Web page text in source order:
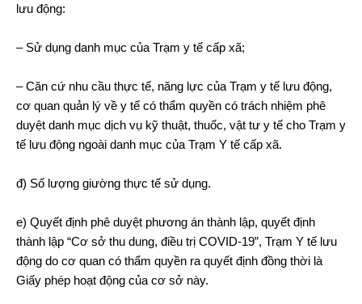
lưu động:
– Sử dụng danh mục của Trạm y tế cấp xã;
– Căn cứ nhu cầu thực tế, năng lực của Trạm y tế lưu động,
cơ quan quản lý về y tế có thẩm quyền có trách nhiệm phê
duyệt danh mục dịch vụ kỹ thuật, thuốc, vật tư y tế cho Trạm y
tế lưu động ngoài danh mục của Trạm Y tế cấp xã.
đ) Số lượng giường thực tế sử dụng.
e) Quyết định phê duyệt phương án thành lập, quyết định
thành lập “Cơ sở thu dung, điều trị COVID-19”, Trạm Y tế lưu
động do cơ quan có thẩm quyền ra quyết định đồng thời là
Giấy phép hoạt động của cơ sở này.